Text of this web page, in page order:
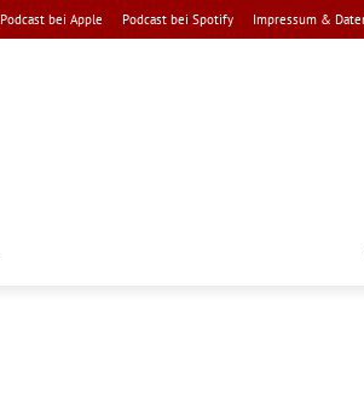
Podcast bei Apple Podcast bei Spotify Impressum &